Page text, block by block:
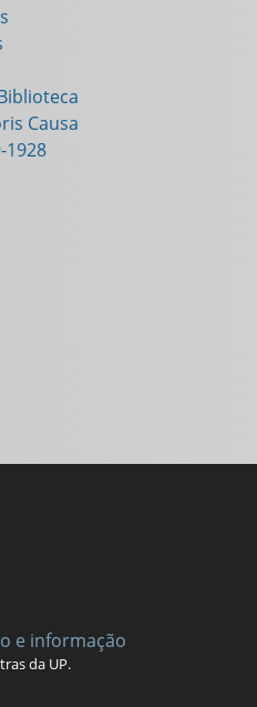
Causa
1928
e informação
da UP.